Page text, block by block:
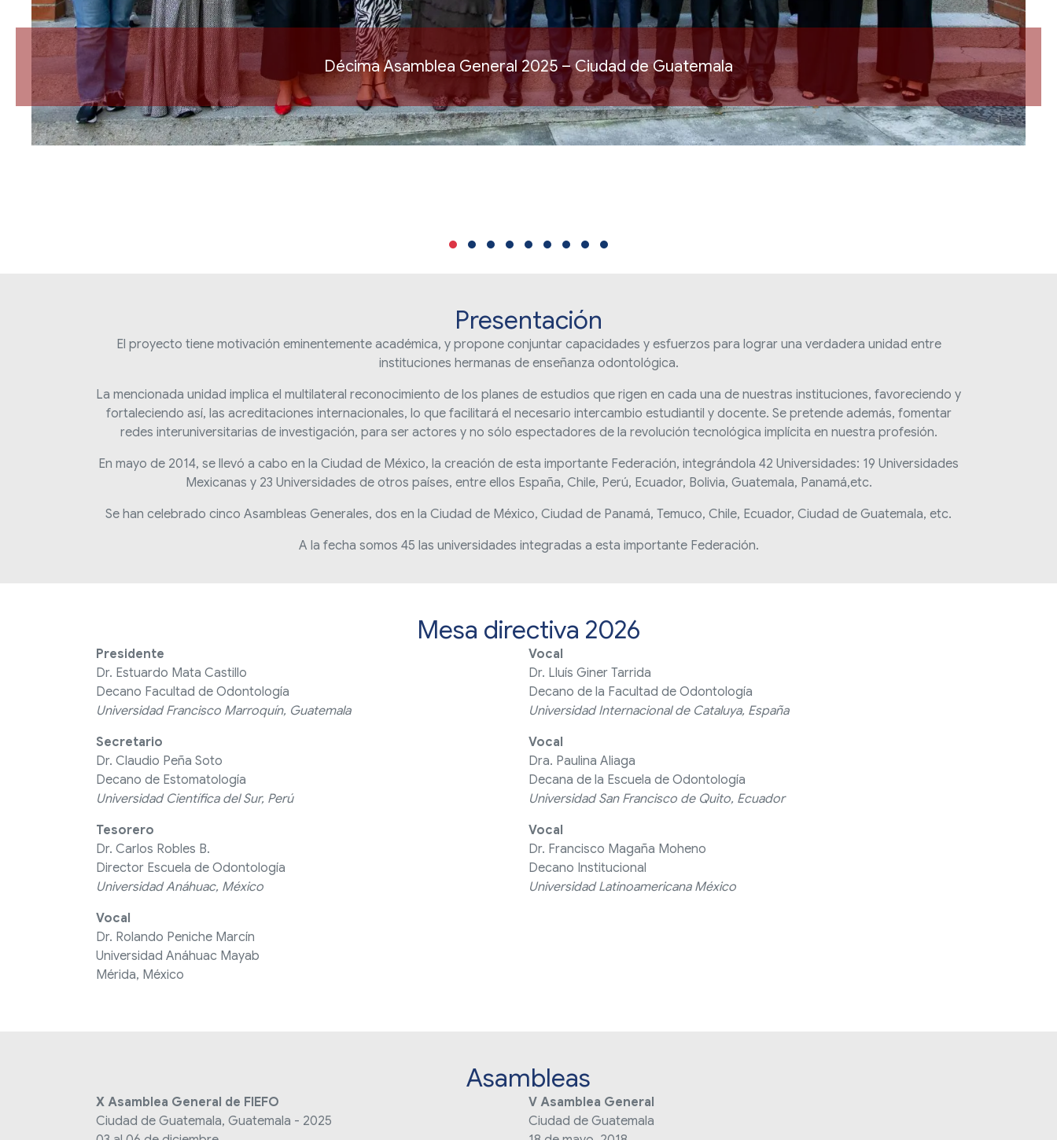
Décima Asamblea General 2025 – Ciudad de Guatemala
Presentación
El proyecto tiene motivación eminentemente académica, y propone conjuntar capacidades y esfuerzos para lograr una verdadera unidad entre
instituciones hermanas de enseñanza odontológica.
La mencionada unidad implica el multilateral reconocimiento de los planes de estudios que rigen en cada una de nuestras instituciones, favoreciendo y
fortaleciendo así, las acreditaciones internacionales, lo que facilitará el necesario intercambio estudiantil y docente. Se pretende además, fomentar
redes interuniversitarias de investigación, para ser actores y no sólo espectadores de la revolución tecnológica implícita en nuestra profesión.
En mayo de 2014, se llevó a cabo en la Ciudad de México, la creación de esta importante Federación, integrándola 42 Universidades: 19 Universidades
Mexicanas y 23 Universidades de otros países, entre ellos España, Chile, Perú, Ecuador, Bolivia, Guatemala, Panamá,etc.
Se han celebrado cinco Asambleas Generales, dos en la Ciudad de México, Ciudad de Panamá, Temuco, Chile, Ecuador, Ciudad de Guatemala, etc.
A la fecha somos 45 las universidades integradas a esta importante Federación.
Mesa directiva 2026
Presidente
Dr. Estuardo Mata Castillo
Decano Facultad de Odontología
Universidad Francisco Marroquín, Guatemala
Secretario
Dr. Claudio Peña Soto
Decano de Estomatología
Universidad Científica del Sur, Perú
Tesorero
Dr. Carlos Robles B.
Director Escuela de Odontología
Universidad Anáhuac, México
Vocal
Dr. Rolando Peniche Marcín
Universidad Anáhuac Mayab
Mérida, México
Vocal
Dr. Lluís Giner Tarrida
Decano de la Facultad de Odontología
Universidad Internacional de Cataluya, España
Vocal
Dra. Paulina Aliaga
Decana de la Escuela de Odontología
Universidad San Francisco de Quito, Ecuador
Vocal
Dr. Francisco Magaña Moheno
Decano Institucional
Universidad Latinoamericana México
Asambleas
X Asamblea General de FIEFO
Ciudad de Guatemala, Guatemala - 2025
V Asamblea General
Ciudad de Guatemala